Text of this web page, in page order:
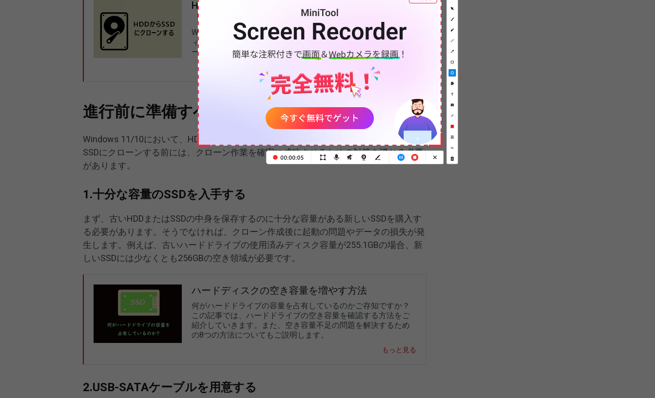
HDDからSSDにクローンして高速PCを実現する方法
【Windows 11/10/8/7】
Windows 11/10/8/7でHDDからSSDにクローンする方法は？デ
ィスククローンソフトを実行すると、簡単にHDDをSSDにクロ
ーンして、PCをより高速になります。
進行前に準備すべきこと
Windows 11/10において、HDDをSSDにクローンする前や、容量の小さいまたは大きい
SSDにクローンする前には、クローン作業を確実に成功させるための対策を講じる必要
があります。
1.十分な容量のSSDを入手する
まず、古いHDDまたはSSDの中身を保存するのに十分な容量がある新しいSSDを購入す
る必要があります。そうでなければ、クローン作成後に起動の問題やデータの損失が発
生します。例えば、古いハードドライブの使用済みディスク容量が255.1GBの場合、新
しいSSDには少なくとも256GBの空き領域が必要です。
ハードディスクの空き容量を増やす方法
何がハードドライブの容量を占有しているのかご存知ですか？
この記事では、ハードドライブの空き容量を確認する方法をご
紹介していきます。また、空き容量不足の問題を解決するため
の8つの方法についてもご説明します。
もっと見る
2.USB-SATAケーブルを用意する